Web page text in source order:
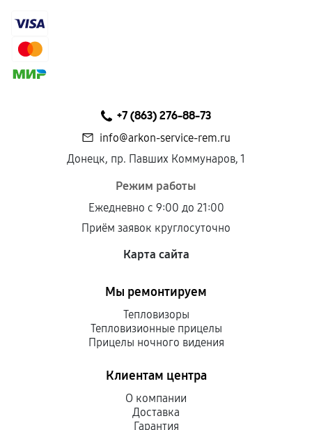
+7 (863) 276-88-73
info@arkon-service-rem.ru
Донецк, пр. Павших Коммунаров, 1
Режим работы
Ежедневно с 9:00 до 21:00
Приём заявок круглосуточно
Карта сайта
Мы ремонтируем
Тепловизоры
Тепловизионные прицелы
Прицелы ночного видения
Клиентам центра
О компании
Доставка
Гарантия